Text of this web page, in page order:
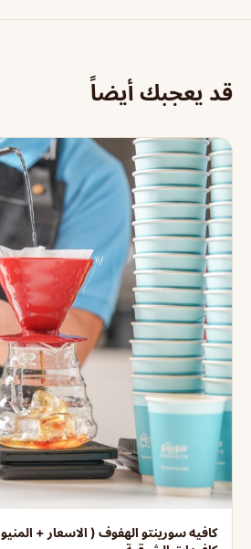
قد يعجبك أيضاً
كافيه سورينتو الهفوف ( الاسعار +